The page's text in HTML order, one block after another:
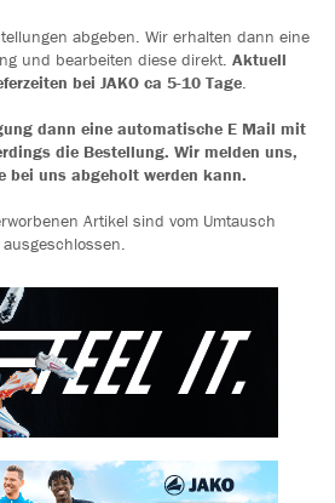
abgeben. Wir erhalten dann eine
und bearbeiten diese direkt. Aktuell
bei JAKO ca 5-10 Tage.
dann eine automatische E Mail mit
die Bestellung. Wir melden uns,
bei uns abgeholt werden kann.
Artikel sind vom Umtausch
ausgeschlossen.